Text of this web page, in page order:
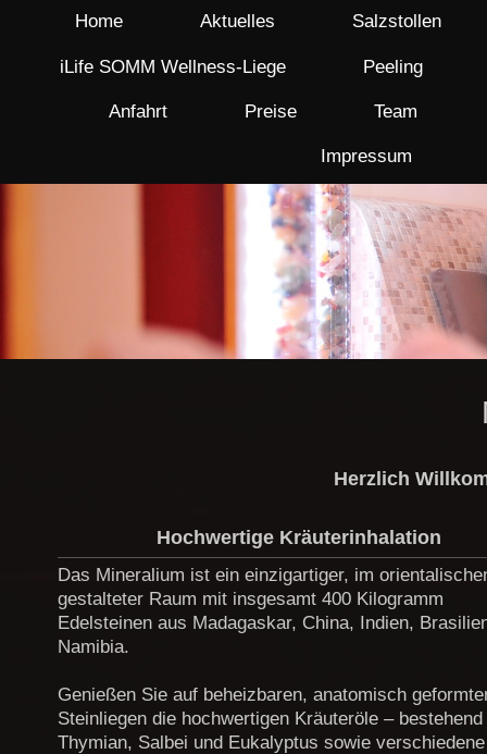
Home Aktuelles Salzstollen
iLife SOMM Wellness-Liege Peeling
Anfahrt Preise Team
Impressum
Herzlich
Hochwertige Kräuterinhalation
Das Mineralium ist ein einzigartiger, im
gestalteter Raum mit insgesamt 400 Kilogramm
Edelsteinen aus Madagaskar, China, Indien,
Namibia.
Genießen Sie auf beheizbaren, anatomisch
Steinliegen die hochwertigen Kräuteröle – bestehend
Thymian, Salbei und Eukalyptus sowie verschiedene